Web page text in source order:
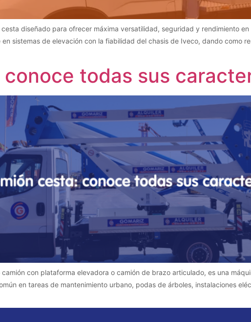
diseñado para ofrecer máxima versatilidad, seguridad y rendimiento
sistemas de elevación con la fiabilidad del chasis de Iveco, dando como
conoce todas sus
con plataforma elevadora o camión de brazo articulado, es una
en tareas de mantenimiento urbano, podas de árboles, instalaciones